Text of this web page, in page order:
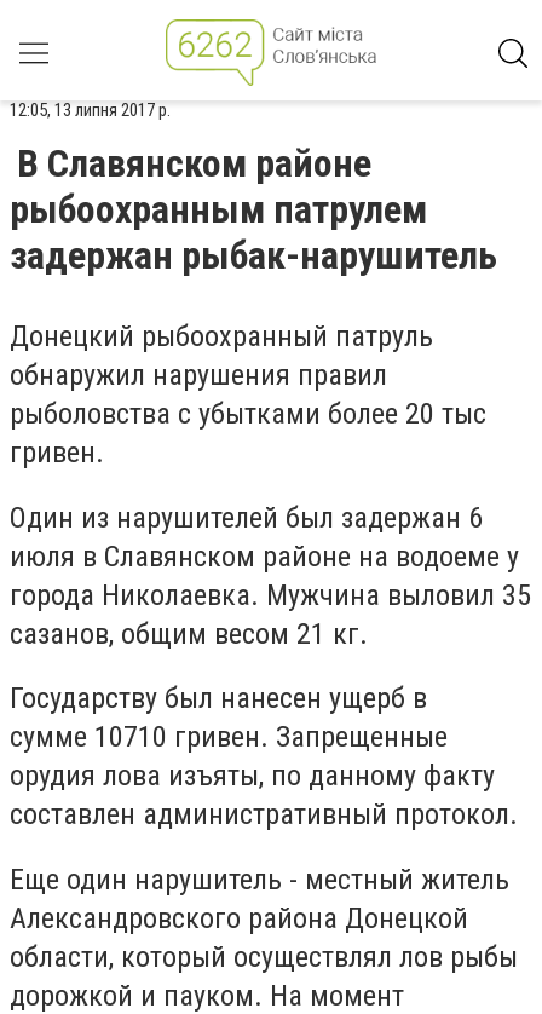
12:05, 13 липня 2017 р.
В Славянском районе
рыбоохранным патрулем
задержан рыбак-нарушитель
Донецкий рыбоохранный патруль
обнаружил нарушения правил
рыболовства с убытками более 20 тыс
гривен.
Один из нарушителей был задержан 6
июля в Славянском районе на водоеме у
города Николаевка. Мужчина выловил 35
сазанов, общим весом 21 кг.
Государству был нанесен ущерб в
сумме 10710 гривен. Запрещенные
орудия лова изъяты, по данному факту
составлен административный протокол.
Еще один нарушитель - местный житель
Александровского района Донецкой
области, который осуществлял лов рыбы
дорожкой и пауком. На момент